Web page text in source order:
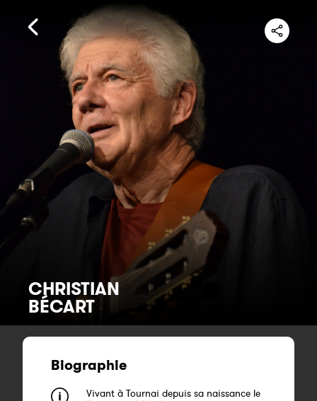
CHRISTIAN
BÉCART
Biographie
Vivant à Tournai depuis sa naissance le